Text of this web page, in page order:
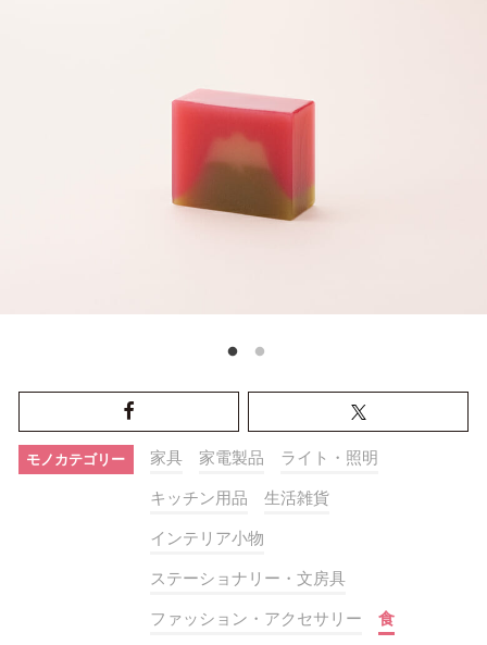
モノカテゴリー 家具 家電製品 ライト・照明
キッチン用品 生活雑貨
インテリア小物
ステーショナリー・文房具
ファッション・アクセサリー 食